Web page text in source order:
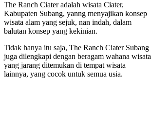
The Ranch Ciater adalah wisata Ciater,
Kabupaten Subang, yanng menyajikan konsep
wisata alam yang sejuk, nan indah, dalam
balutan konsep yang kekinian.
Tidak hanya itu saja, The Ranch Ciater Subang
juga dilengkapi dengan beragam wahana wisata
yang jarang ditemukan di tempat wisata
lainnya, yang cocok untuk semua usia.